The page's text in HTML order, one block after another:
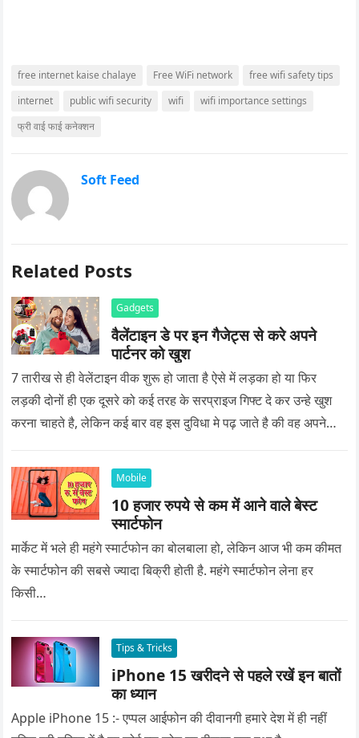
free internet kaise chalaye Free WiFi network
free wifi safety tips
internet
public wifi security wifi
wifi importance settings
फ्री वाई फाई कनेक्शन
Soft Feed
Related Posts
Gadgets
वैलेंटाइन डे पर इन गैजेट्स से करे अपने
पार्टनर को खुश
7 तारीख से ही वेलेंटाइन वीक शुरू हो जाता है ऐसे में लड़का हो या फिर
लड़की दोनों ही एक दूसरे को कई तरह के सरप्राइज गिफ्ट दे कर उन्हे खुश
करना चाहते है, लेकिन कई बार वह इस दुविधा मे पढ़ जाते है की वह अपने
Mobile
10 हजार रुपये से कम में आने वाले बेस्ट
स्मार्टफोन
मार्केट में भले ही महंगे स्मार्टफोन का बोलबाला हो, लेकिन आज भी कम कीमत
के स्मार्टफोन की सबसे ज्यादा बिक्री होती है. महंगे स्मार्टफोन लेना हर
किसी…
Tips & Tricks
iPhone 15 खरीदने से पहले रखें इन बातों
का ध्यान
Apple iPhone 15 :- एप्पल आईफोन की दीवानगी हमारे देश में ही नहीं